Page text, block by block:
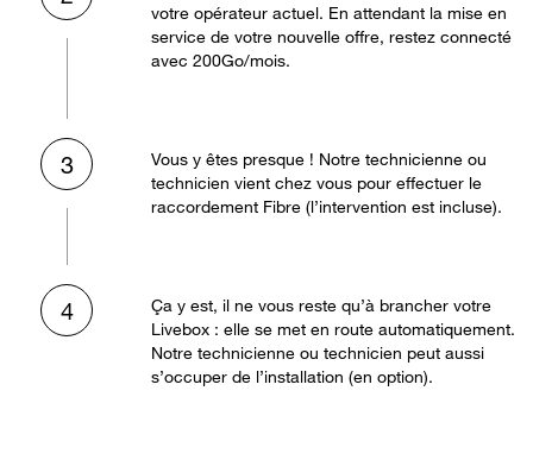
votre opérateur actuel. En attendant la mise en
service de votre nouvelle offre, restez connecté
avec 200Go/mois.
3
Vous y êtes presque ! Notre technicienne ou
technicien vient chez vous pour effectuer le
raccordement Fibre (l’intervention est incluse).
4
Ça y est, il ne vous reste qu’à brancher votre
Livebox : elle se met en route automatiquement.
Notre technicienne ou technicien peut aussi
s’occuper de l’installation (en option).